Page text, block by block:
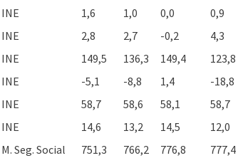
INE 1,6 1,0 0,0 0,9
INE 2,8 2,7 -0,2 4,3
INE 149,5 136,3 149,4 123,8
INE -5,1 -8,8 1,4 -18,8
INE 58,7 58,6 58,1 58,7
INE 14,6 13,2 14,5 12,0
M. Seg. Social 751,3 766,2 776,8 777,4